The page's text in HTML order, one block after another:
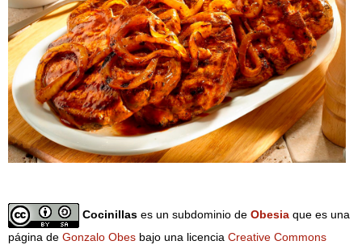
Cocinillas es un subdominio de Obesia que es una
página de Gonzalo Obes bajo una licencia Creative Commons